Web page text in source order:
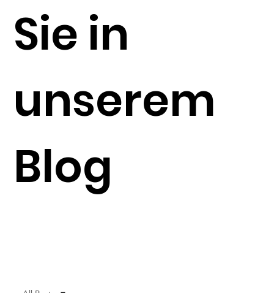
Sie in
unserem
Blog